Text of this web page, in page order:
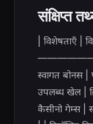
संक्षिप्त
|
स्वागत बोनस |
उपलब्ध खेल |
कैसीनो गेम्स |